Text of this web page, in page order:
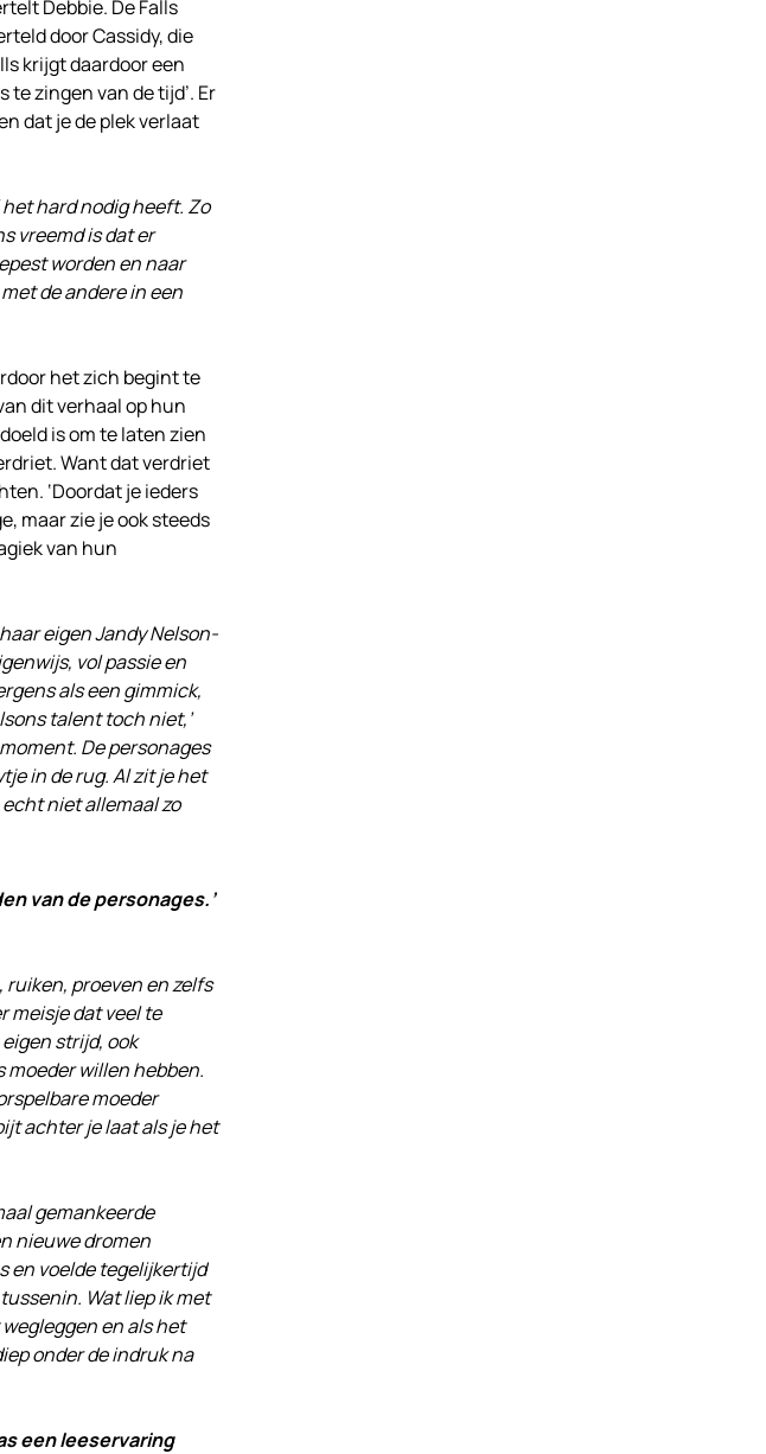
Debbie. De Falls
door Cassidy, die
krijgt daardoor een
zingen van de tijd’. Er
dat je de plek verlaat
het hard nodig heeft. Zo
vreemd is dat er
worden en naar
de andere in een
het zich begint te
dit verhaal op hun
is om te laten zien
Want dat verdriet
‘Doordat je ieders
maar zie je ook steeds
van hun
eigen Jandy Nelson-
vol passie en
als een gimmick,
talent toch niet,’
De personages
in de rug. Al zit je het
niet allemaal zo
van de personages.’
ruiken, proeven en zelfs
meisje dat veel te
strijd, ook
moeder willen hebben.
moeder
achter je laat als je het
gemankeerde
nieuwe dromen
en voelde tegelijkertijd
Wat liep ik met
en als het
onder de indruk na
een leeservaring